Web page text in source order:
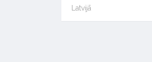
Latvijā